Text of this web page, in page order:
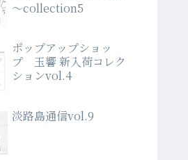
～collection5
ポップアップショッ
プ 玉響 新入荷コレク
ションvol.4
淡路島通信vol.9